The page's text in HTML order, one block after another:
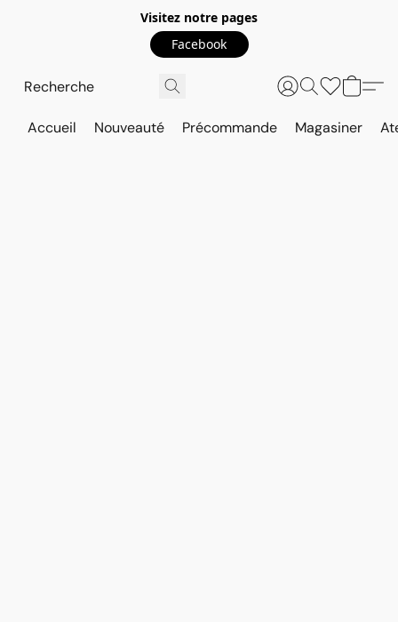
Visitez notre pages
Facebook
Accueil Nouveauté Précommande Magasiner